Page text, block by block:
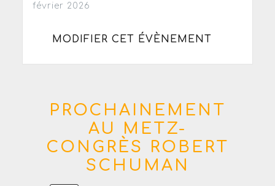
février 2026
MODIFIER CET ÉVÈNEMENT
PROCHAINEMENT
AU METZ-
CONGRÈS ROBERT
SCHUMAN